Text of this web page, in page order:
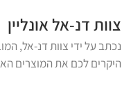
צוות דנ-אל אונליין
היקרים לכם את המוצרים